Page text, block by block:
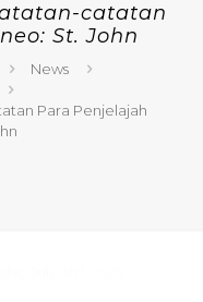
catatan
St. John
News
Para Penjelajah